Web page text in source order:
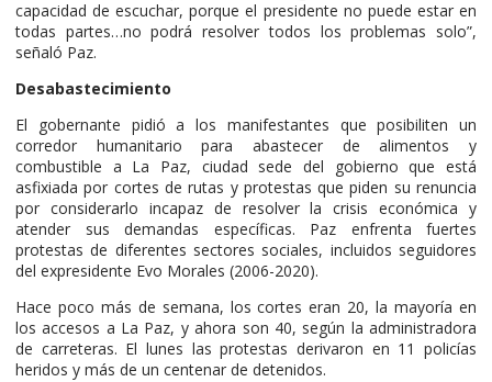
capacidad de escuchar, porque el presidente no puede estar en
todas partes…no podrá resolver todos los problemas solo”,
señaló Paz.
Desabastecimiento
El gobernante pidió a los manifestantes que posibiliten un
corredor humanitario para abastecer de alimentos y
combustible a La Paz, ciudad sede del gobierno que está
asfixiada por cortes de rutas y protestas que piden su renuncia
por considerarlo incapaz de resolver la crisis económica y
atender sus demandas específicas. Paz enfrenta fuertes
protestas de diferentes sectores sociales, incluidos seguidores
del expresidente Evo Morales (2006-2020).
Hace poco más de semana, los cortes eran 20, la mayoría en
los accesos a La Paz, y ahora son 40, según la administradora
de carreteras. El lunes las protestas derivaron en 11 policías
heridos y más de un centenar de detenidos.